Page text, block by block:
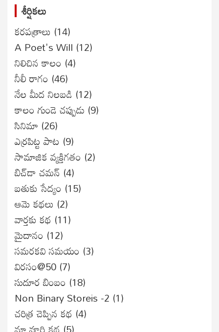
శీర్షికలు
కరపత్రాలు (14)
A Poet's Will (12)
నిలిచిన కాలం (4)
నీలీ రాగం (46)
నేల మీద నిలబడి (12)
కాలం గుండె చప్పుడు (9)
సినిమా (26)
ఎర్రపిట్ట పాట (9)
సామాజిక వ్యక్తిగతం (2)
బిచ్‌డా చమన్ (4)
బతుకు సేద్యం (15)
ఆమె కథలు (2)
వార్తకు కథ (11)
మైదానం (12)
సమరకవి సమయం (3)
విరసం@50 (7)
సుదూర బింబం (18)
Non Binary Storeis -2 (1)
చరిత్ర చెప్పిన కథ (4)